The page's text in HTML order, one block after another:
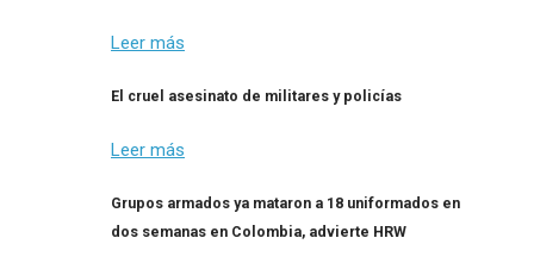
Leer más
El cruel asesinato de militares y policías
Leer más
Grupos armados ya mataron a 18 uniformados en
dos semanas en Colombia, advierte HRW